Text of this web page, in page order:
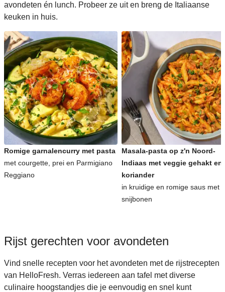
avondeten én lunch. Probeer ze uit en breng de Italiaanse
keuken in huis.
Romige garnalencurry met pasta
met courgette, prei en Parmigiano
Reggiano
Masala-pasta op z'n Noord-
Indiaas met veggie gehakt en
koriander
in kruidige en romige saus met
snijbonen
Rijst gerechten voor avondeten
Vind snelle recepten voor het avondeten met de rijstrecepten
van HelloFresh. Verras iedereen aan tafel met diverse
culinaire hoogstandjes die je eenvoudig en snel kunt